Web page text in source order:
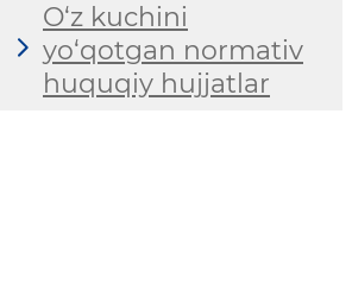
O‘z kuchini
yo‘qotgan normativ
huquqiy hujjatlar